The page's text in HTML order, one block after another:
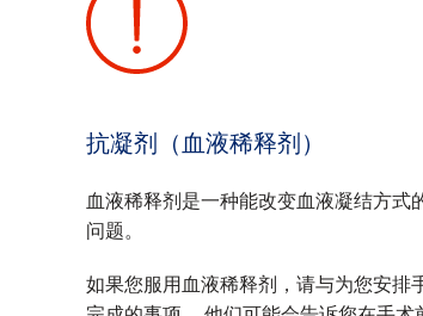
抗凝剂（血液稀释剂）
血液稀释剂是一种能改变血液凝结方
问题。
如果您服用血液稀释剂，请与为您安排